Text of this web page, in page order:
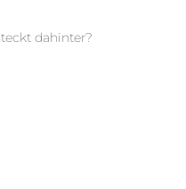
dahinter?